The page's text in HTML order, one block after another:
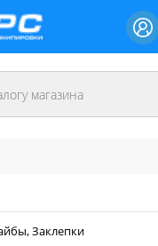
Заклепки